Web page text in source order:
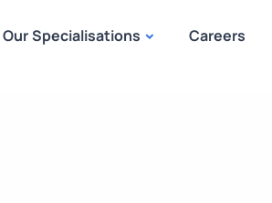
Our Specialisations Careers